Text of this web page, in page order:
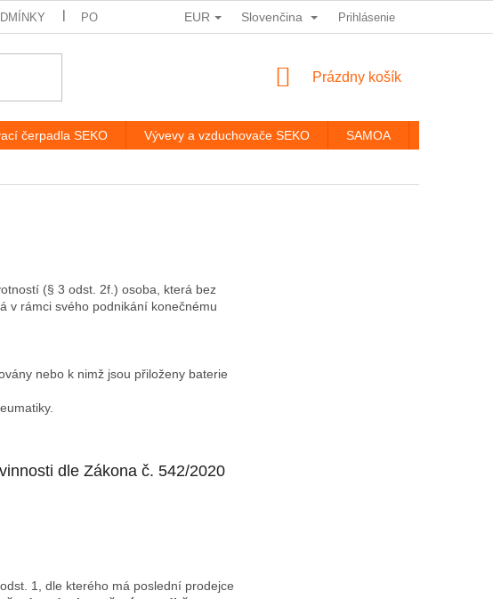
PODMÍNKY OCHRANY OSOBNÍCH ÚDAJŮ HODNOTENIE OBCHODU
EUR Slovenčina Prihlásenie
NÁKUPNÝ
Prázdny košík
čerpadla SEKO Vývevy a vzduchovače SEKO SAMOA
(§ 3 odst. 2f.) osoba, která bez
v rámci svého podnikání konečnému
nebo k nimž jsou přiloženy baterie
dle Zákona č. 542/2020
1, dle kterého má poslední prodejce